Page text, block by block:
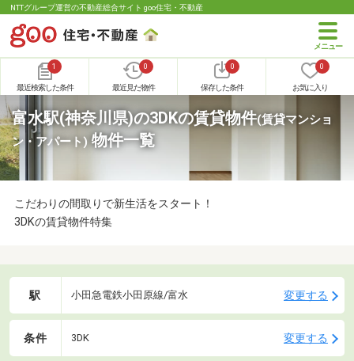
NTTグループ運営の不動産総合サイト goo住宅・不動産
1
最近検索した条件
0
最近見た物件
0
保存した条件
0
お気に入り
富水駅(神奈川県)の3DKの賃貸物件(賃貸マンショ
ン・アパート) 物件一覧
こだわりの間取りで新生活をスタート！
3DKの賃貸物件特集
駅 小田急電鉄小田原線/富水 変更する
条件 3DK 変更する